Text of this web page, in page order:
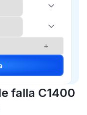
+
falla C1400